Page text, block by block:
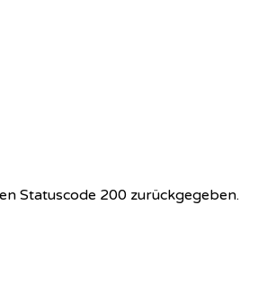
Statuscode 200 zurückgegeben.